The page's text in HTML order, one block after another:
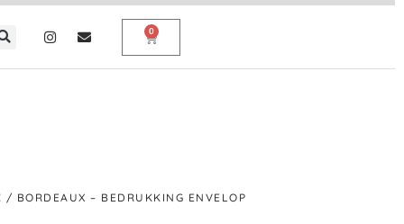
0
/ BORDEAUX – BEDRUKKING ENVELOP